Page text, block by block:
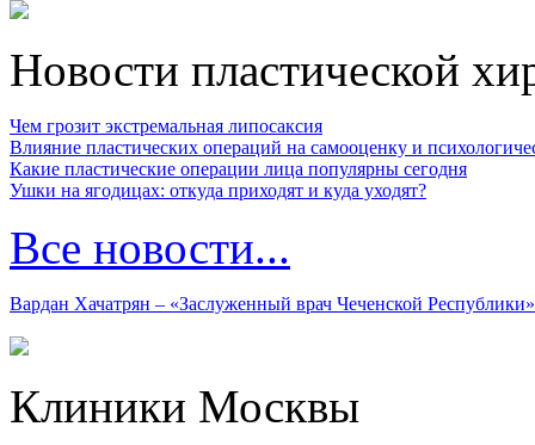
Новости пластической
Чем грозит экстремальная липосаксия
Влияние пластических операций на самооценку и
Какие пластические операции лица популярны сегодня
Ушки на ягодицах: откуда приходят и куда уходят?
Все новости...
Вардан Хачатрян – «Заслуженный врач Чеченской Республики»
Клиники Москвы